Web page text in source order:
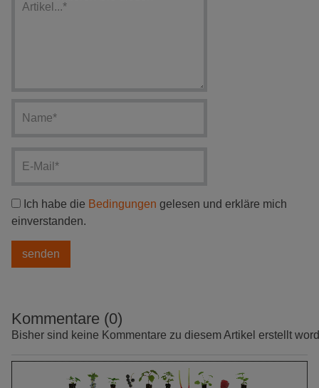
Ich habe die Bedingungen gelesen und erkläre mich
einverstanden.
Kommentare (0)
Bisher sind keine Kommentare zu diesem Artikel erstellt